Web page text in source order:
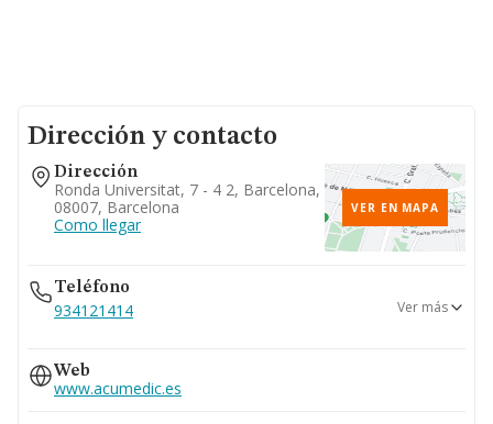
Dirección y contacto
Dirección
Ronda Universitat, 7 - 4 2, Barcelona,
08007, Barcelona
Como llegar
VER EN MAPA
Teléfono
934121414
661...
Ver teléfono 661...
Ver más
Web
www.acumedic.es